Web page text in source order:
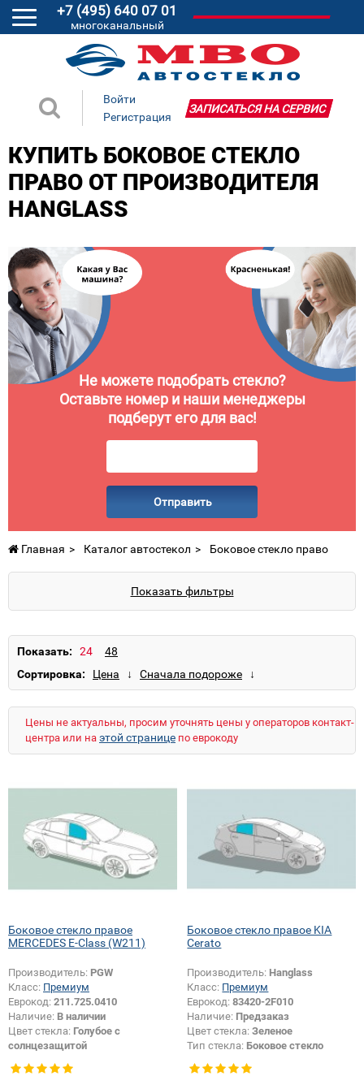
+7 (495) 640 07 01
многоканальный
Войти
Регистрация
ЗАПИСАТЬСЯ НА СЕРВИС
КУПИТЬ БОКОВОЕ СТЕКЛО
ПРАВО ОТ ПРОИЗВОДИТЕЛЯ
HANGLASS
Не можете подобрать стекло?
Оставьте номер и наши менеджеры
подберут его для вас!
Отправить
Главная Каталог автостекол Боковое стекло право
Показать фильтры
Показать:
Сортировка:
Цены не актуальны, просим уточнять цены у операторов контакт-
центра или на этой странице по еврокоду
Боковое стекло правое
MERCEDES E-Class (W211)
Производитель: PGW
Класс: Премиум
Еврокод: 211.725.0410
Наличие: В наличии
Цвет стекла: Голубое с
солнцезащитой
Боковое стекло правое KIA
Cerato
Производитель: Hanglass
Класс: Премиум
Еврокод:83420-2F010
Наличие: Предзаказ
Цвет стекла:Зеленое
Тип стекла: Боковое стекло